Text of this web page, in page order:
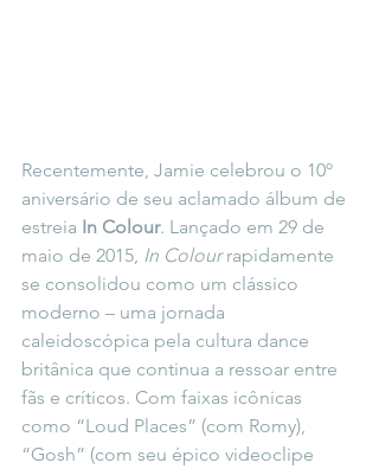
Recentemente, Jamie celebrou o 10º
aniversário de seu aclamado álbum de
estreia In Colour. Lançado em 29 de
maio de 2015, In Colour rapidamente
se consolidou como um clássico
moderno – uma jornada
caleidoscópica pela cultura dance
britânica que continua a ressoar entre
fãs e críticos. Com faixas icônicas
como “Loud Places” (com Romy),
“Gosh” (com seu épico videoclipe